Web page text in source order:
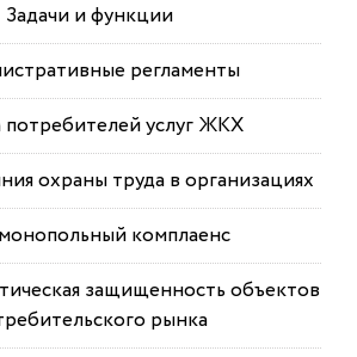
Задачи и функции
регламенты
потребителей услуг ЖКХ
охраны труда в организациях
комплаенс
защищенность объектов
рынка